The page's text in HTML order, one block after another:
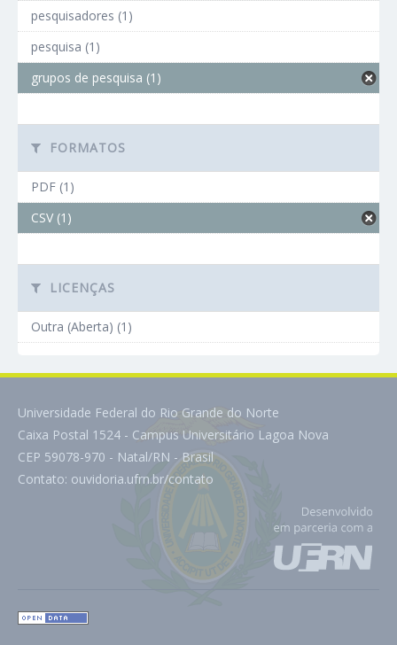
pesquisadores (1)
pesquisa (1)
grupos de pesquisa (1)
FORMATOS
PDF (1)
CSV (1)
LICENÇAS
Outra (Aberta) (1)
Universidade Federal do Rio Grande do Norte
Caixa Postal 1524 - Campus Universitário Lagoa Nova
CEP 59078-970 - Natal/RN - Brasil
Contato: ouvidoria.ufrn.br/contato